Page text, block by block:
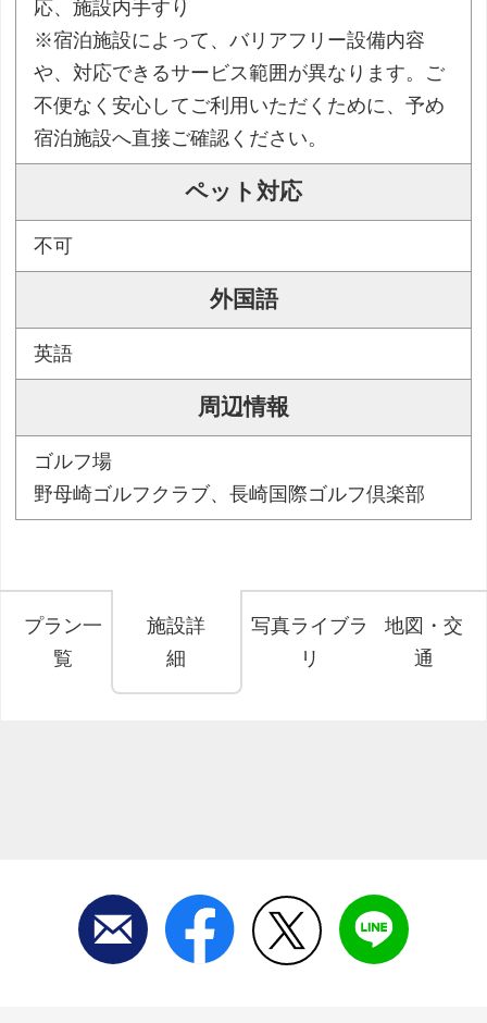
応、施設内手すり
※宿泊施設によって、バリアフリー設備内容
や、対応できるサービス範囲が異なります。ご
不便なく安心してご利用いただくために、予め
宿泊施設へ直接ご確認ください。
ペット対応
不可
外国語
英語
周辺情報
ゴルフ場
野母崎ゴルフクラブ、長崎国際ゴルフ倶楽部
プラン一
覧
施設詳
細
写真ライブラ
リ
地図・交
通